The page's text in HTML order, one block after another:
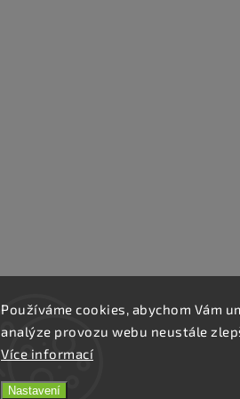
Používáme cookies, abychom Vám
analýze provozu webu neustále
Více informací
Nastavení